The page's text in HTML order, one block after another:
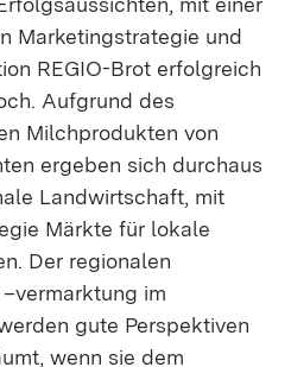
Marketingstrategie und
REGIO-Brot erfolgreich
Aufgrund des
Milchprodukten von
ergeben sich durchaus
Landwirtschaft, mit
Märkte für lokale
Der regionalen
im
gute Perspektiven
wenn sie dem